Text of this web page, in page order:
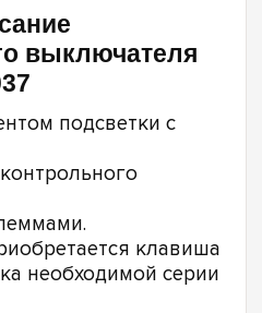
выключателя
подсветки с
клавиша
необходимой серии